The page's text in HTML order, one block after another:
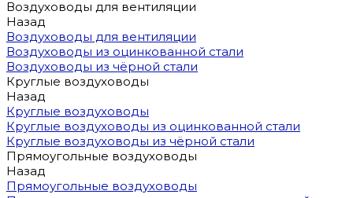
Воздуховоды для вентиляции
Назад
Воздуховоды для вентиляции
Воздуховоды из оцинкованной стали
Воздуховоды из чёрной стали
Круглые воздуховоды
Назад
Круглые воздуховоды
Круглые воздуховоды из оцинкованной стали
Круглые воздуховоды из чёрной стали
Прямоугольные воздуховоды
Назад
Прямоугольные воздуховоды